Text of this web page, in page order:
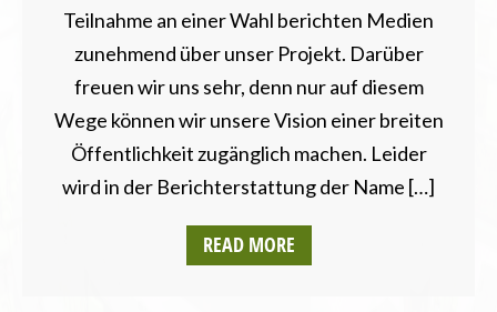
Teilnahme an einer Wahl berichten Medien
zunehmend über unser Projekt. Darüber
freuen wir uns sehr, denn nur auf diesem
Wege können wir unsere Vision einer breiten
Öffentlichkeit zugänglich machen. Leider
wird in der Berichterstattung der Name […]
READ MORE